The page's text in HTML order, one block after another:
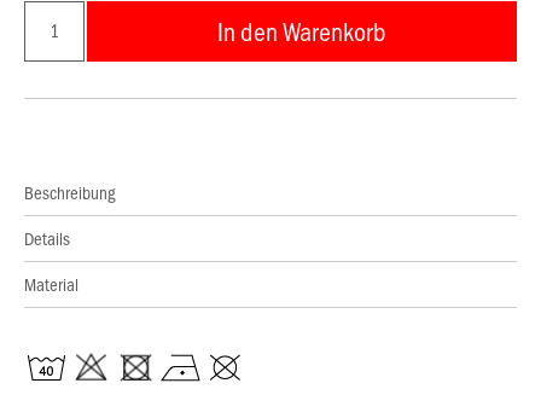
In den Warenkorb
Beschreibung
Details
Material